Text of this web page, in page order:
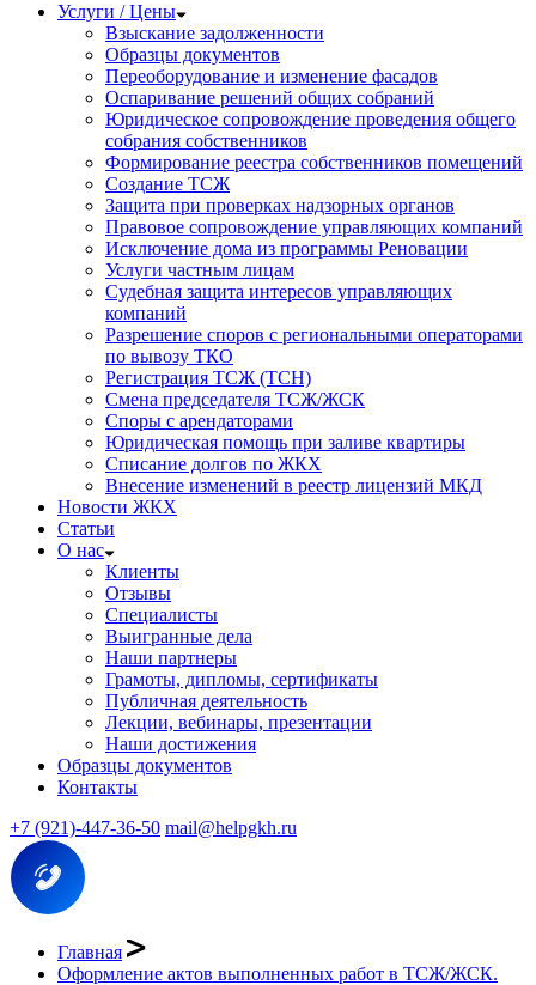
Услуги / Цены
Взыскание задолженности
Образцы документов
Переоборудование и изменение фасадов
Оспаривание решений общих собраний
Юридическое сопровождение проведения общего
собрания собственников
Формирование реестра собственников помещений
Создание ТСЖ
Защита при проверках надзорных органов
Правовое сопровождение управляющих компаний
Исключение дома из программы Реновации
Услуги частным лицам
Судебная защита интересов управляющих
компаний
Разрешение споров с региональными операторами
по вывозу ТКО
Регистрация ТСЖ (ТСН)
Смена председателя ТСЖ/ЖСК
Споры с арендаторами
Юридическая помощь при заливе квартиры
Списание долгов по ЖКХ
Внесение изменений в реестр лицензий МКД
Новости ЖКХ
Статьи
О нас
Клиенты
Отзывы
Специалисты
Выигранные дела
Наши партнеры
Грамоты, дипломы, сертификаты
Публичная деятельность
Лекции, вебинары, презентации
Наши достижения
Образцы документов
Контакты
+7 (921)-447-36-50 mail@helpgkh.ru
Главная
Оформление актов выполненных работ в ТСЖ/ЖСК.